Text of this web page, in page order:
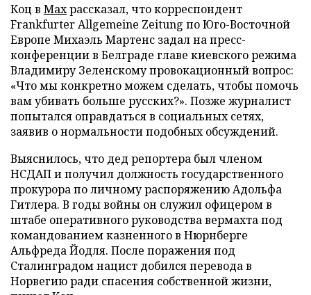
Коц в Махрассказал, что корреспондент
Frankfurter Allgemeine Zeitung по Юго-Восточной
Европе Михаэль Мартенс задал на пресс-
конференции в Белграде главе киевского режима
Владимиру Зеленскому провокационный вопрос:
«Что мы конкретно можем сделать, чтобы помочь
вам убивать больше русских?». Позже журналист
попытался оправдаться в социальных сетях,
заявив о нормальности подобных обсуждений.
Выяснилось, что дед репортера был членом
НСДАП и получил должность государственного
прокурора по личному распоряжению Адольфа
Гитлера. В годы войны он служил офицером в
штабе оперативного руководства вермахта под
командованием казненного в Нюрнберге
Альфреда Йодля. После поражения под
Сталинградом нацист добился перевода в
Норвегию ради спасения собственной жизни,